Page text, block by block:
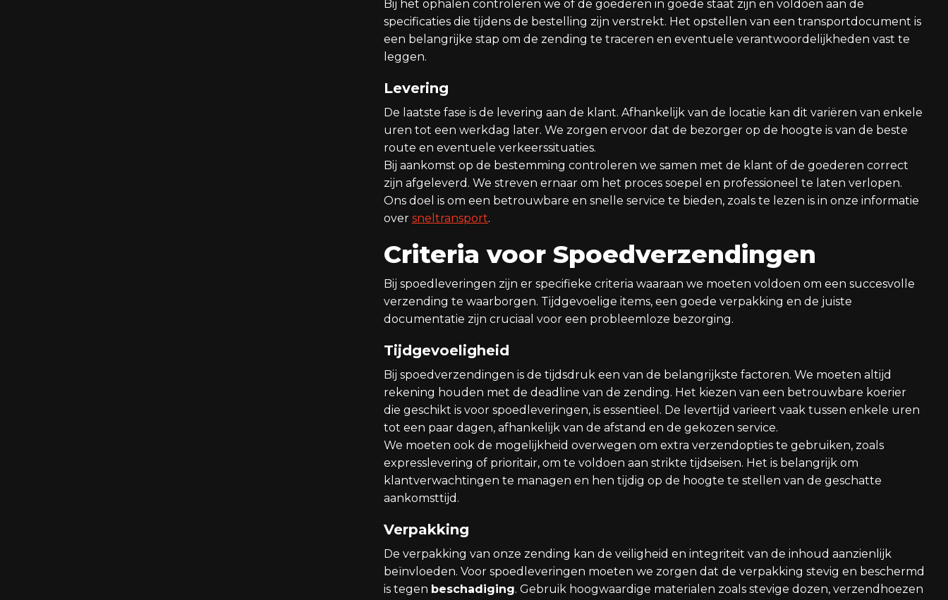
Bij het ophalen controleren we of de goederen in goede staat zijn en voldoen aan de
specificaties die tijdens de bestelling zijn verstrekt. Het opstellen van een transportdocument is
een belangrijke stap om de zending te traceren en eventuele verantwoordelijkheden vast te
leggen.
Levering
De laatste fase is de levering aan de klant. Afhankelijk van de locatie kan dit variëren van enkele
uren tot een werkdag later. We zorgen ervoor dat de bezorger op de hoogte is van de beste
route en eventuele verkeerssituaties.
Bij aankomst op de bestemming controleren we samen met de klant of de goederen correct
zijn afgeleverd. We streven ernaar om het proces soepel en professioneel te laten verlopen.
Ons doel is om een betrouwbare en snelle service te bieden, zoals te lezen is in onze informatie
over sneltransport.
Criteria voor Spoedverzendingen
Bij spoedleveringen zijn er specifieke criteria waaraan we moeten voldoen om een succesvolle
verzending te waarborgen. Tijdgevoelige items, een goede verpakking en de juiste
documentatie zijn cruciaal voor een probleemloze bezorging.
Tijdgevoeligheid
Bij spoedverzendingen is de tijdsdruk een van de belangrijkste factoren. We moeten altijd
rekening houden met de deadline van de zending. Het kiezen van een betrouwbare koerier
die geschikt is voor spoedleveringen, is essentieel. De levertijd varieert vaak tussen enkele uren
tot een paar dagen, afhankelijk van de afstand en de gekozen service.
We moeten ook de mogelijkheid overwegen om extra verzendopties te gebruiken, zoals
expresslevering of prioritair, om te voldoen aan strikte tijdseisen. Het is belangrijk om
klantverwachtingen te managen en hen tijdig op de hoogte te stellen van de geschatte
aankomsttijd.
Verpakking
De verpakking van onze zending kan de veiligheid en integriteit van de inhoud aanzienlijk
beïnvloeden. Voor spoedleveringen moeten we zorgen dat de verpakking stevig en beschermd
is tegen beschadiging. Gebruik hoogwaardige materialen zoals stevige dozen, verzendhoezen